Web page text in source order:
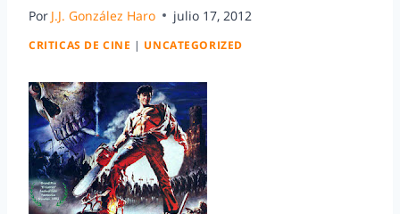
Por J.J. González Haro julio 17, 2012
CRITICAS DE CINE | UNCATEGORIZED